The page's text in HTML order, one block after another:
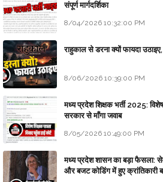
संपूर्ण मार्गदर्शिका
8/04/2026 10:32:00 PM
राहुकाल से डरना क्यों फायदा
8/06/2026 10:39:00 PM
मध्य प्रदेश शिक्षक भर्ती 2025: विशेष
सरकार से माँगा जवाब
8/05/2026 10:49:00 PM
मध्य प्रदेश शासन का बड़ा फैसला:
और बजट कोडिंग में हुए क्रांतिकारी